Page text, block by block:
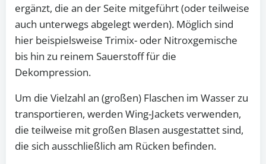
ergänzt, die an der Seite mitgeführt (oder teilweise
auch unterwegs abgelegt werden). Möglich sind
hier beispielsweise Trimix- oder Nitroxgemische
bis hin zu reinem Sauerstoff für die
Dekompression.
Um die Vielzahl an (großen) Flaschen im Wasser zu
transportieren, werden Wing-Jackets verwenden,
die teilweise mit großen Blasen ausgestattet sind,
die sich ausschließlich am Rücken befinden.